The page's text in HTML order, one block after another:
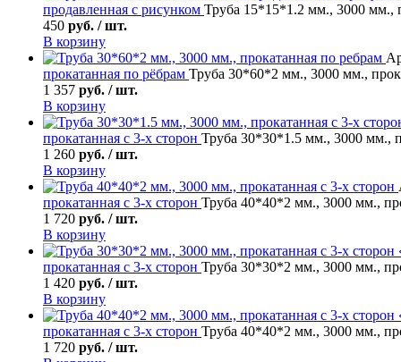
продавленная с рисунком Труба 15*15*1.2 мм., 3000 мм.,
450 руб. / шт.
В корзину
прокатанная по рёбрам Труба 30*60*2 мм., 3000 мм.,
1 357 руб. / шт.
В корзину
прокатанная с 3-х сторон Труба 30*30*1.5 мм., 3000 мм.,
1 260 руб. / шт.
В корзину
прокатанная с 3-х сторон Труба 40*40*2 мм., 3000 мм.,
1 720 руб. / шт.
В корзину
прокатанная с 3-х сторон Труба 30*30*2 мм., 3000 мм.,
1 420 руб. / шт.
В корзину
прокатанная с 3-х сторон Труба 40*40*2 мм., 3000 мм.,
1 720 руб. / шт.